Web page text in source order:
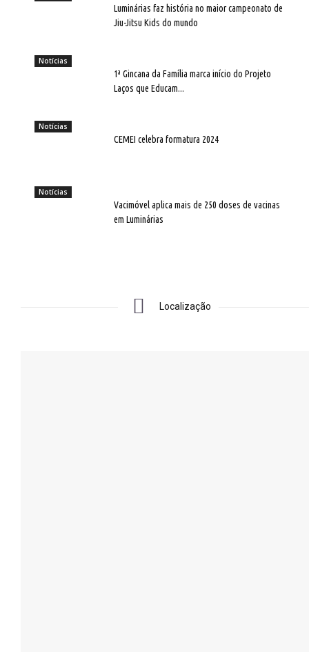
Luminárias faz história no maior campeonato de
Jiu-Jitsu Kids do mundo
Notícias
1ª Gincana da Família marca início do Projeto
Laços que Educam...
Notícias
CEMEI celebra formatura 2024
Notícias
Vacimóvel aplica mais de 250 doses de vacinas
em Luminárias
Localização